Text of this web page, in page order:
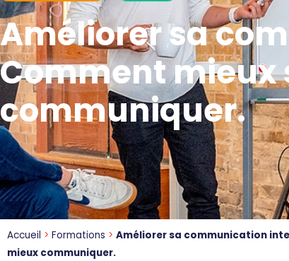
Améliorer sa
Comment mieux
communiquer.
Accueil > Formations > Améliorer sa communication
mieux communiquer.